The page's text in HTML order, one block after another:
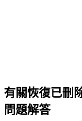
有關恢復已刪
問題解答